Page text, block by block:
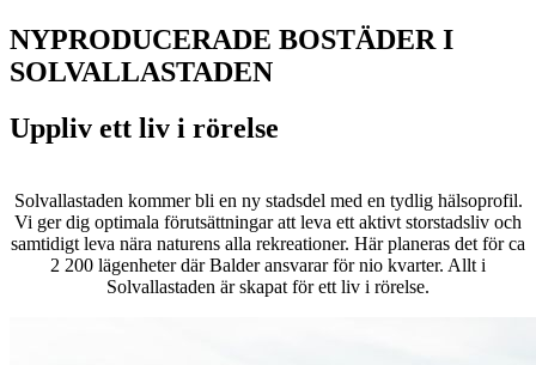
NYPRODUCERADE BOSTÄDER I
SOLVALLASTADEN
Uppliv ett liv i rörelse
Solvallastaden kommer bli en ny stadsdel med en tydlig hälsoprofil.
Vi ger dig optimala förutsättningar att leva ett aktivt storstadsliv och
samtidigt leva nära naturens alla rekreationer. Här planeras det för ca
2 200 lägenheter där Balder ansvarar för nio kvarter. Allt i
Solvallastaden är skapat för ett liv i rörelse.